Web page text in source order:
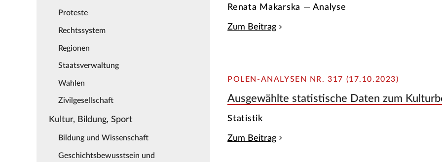
Proteste
Rechtssystem
Regionen
Staatsverwaltung
Wahlen
Zivilgesellschaft
Kultur, Bildung, Sport
Bildung und Wissenschaft
Geschichtsbewusstsein und
Renata Makarska — Analyse
Zum Beitrag
POLEN-ANALYSEN NR. 317 (17.10.2023)
Ausgewählte statistische Daten zum
Statistik
Zum Beitrag